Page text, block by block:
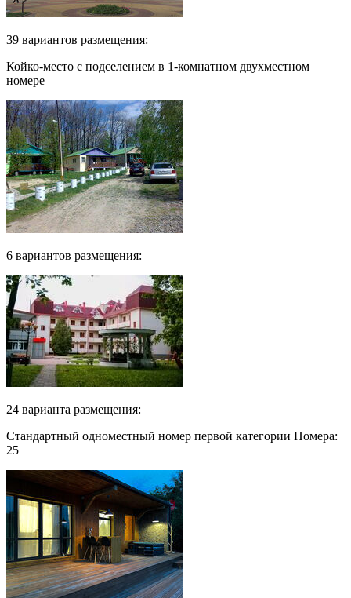
39 вариантов размещения:
Койко-место с подселением в 1-комнатном двухместном
номере
6 вариантов размещения:
24 варианта размещения:
Стандартный одноместный номер первой категории Номера:
25